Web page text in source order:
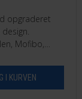
opgraderet
Mofibo,